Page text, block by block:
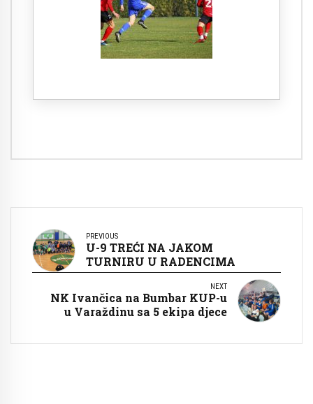
PREVIOUS
U-9 TREĆI NA JAKOM
TURNIRU U RADENCIMA
NEXT
NK Ivančica na Bumbar KUP-u
u Varaždinu sa 5 ekipa djece